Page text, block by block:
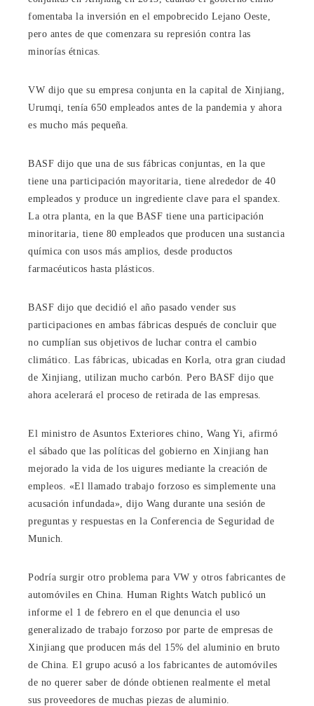
fomentaba la inversión en el empobrecido Lejano Oeste,
pero antes de que comenzara su represión contra las
minorías étnicas.
VW dijo que su empresa conjunta en la capital de Xinjiang,
Urumqi, tenía 650 empleados antes de la pandemia y ahora
es mucho más pequeña.
BASF dijo que una de sus fábricas conjuntas, en la que
tiene una participación mayoritaria, tiene alrededor de 40
empleados y produce un ingrediente clave para el spandex.
La otra planta, en la que BASF tiene una participación
minoritaria, tiene 80 empleados que producen una sustancia
química con usos más amplios, desde productos
farmacéuticos hasta plásticos.
BASF dijo que decidió el año pasado vender sus
participaciones en ambas fábricas después de concluir que
no cumplían sus objetivos de luchar contra el cambio
climático. Las fábricas, ubicadas en Korla, otra gran ciudad
de Xinjiang, utilizan mucho carbón. Pero BASF dijo que
ahora acelerará el proceso de retirada de las empresas.
El ministro de Asuntos Exteriores chino, Wang Yi, afirmó
el sábado que las políticas del gobierno en Xinjiang han
mejorado la vida de los uigures mediante la creación de
empleos. «El llamado trabajo forzoso es simplemente una
acusación infundada», dijo Wang durante una sesión de
preguntas y respuestas en la Conferencia de Seguridad de
Munich.
Podría surgir otro problema para VW y otros fabricantes de
automóviles en China. Human Rights Watch publicó un
informe el 1 de febrero en el que denuncia el uso
generalizado de trabajo forzoso por parte de empresas de
Xinjiang que producen más del 15% del aluminio en bruto
de China. El grupo acusó a los fabricantes de automóviles
de no querer saber de dónde obtienen realmente el metal
sus proveedores de muchas piezas de aluminio.